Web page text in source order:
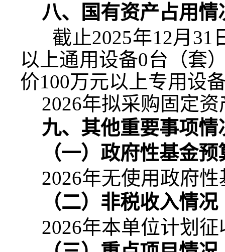
八、国有资产占用情
截止2025年12月 31
以上通用设备0台（套
价100万元以上专用设
2026年拟采购固定资
九、其他重要事项情
（一）政府性基金
2026年无使用政府
（二）非税收入情况
2026年本单位计划征